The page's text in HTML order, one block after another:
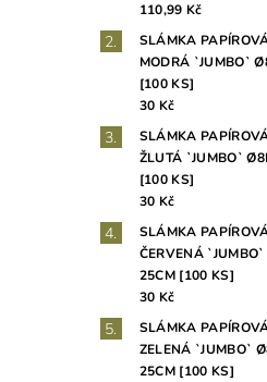
110,99 Kč
SLÁMKA
MODRÁ `JUMBO`
[100 KS]
30 Kč
SLÁMKA
ŽLUTÁ `JUMBO`
[100 KS]
30 Kč
SLÁMKA
ČERVENÁ
25CM [100 KS]
30 Kč
SLÁMKA
ZELENÁ `JUMBO`
25CM [100 KS]